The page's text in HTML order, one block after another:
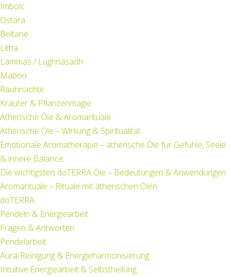
Imbolc
Ostara
Beltane
Litha
Lammas / Lughnasadh
Mabon
Rauhnächte
Kräuter & Pflanzenmagie
Ätherische Öle & Aromarituale
Ätherische Öle – Wirkung & Spiritualität
Emotionale Aromatherapie – ätherische Öle für Gefühle, Seele
& innere Balance
Die wichtigsten doTERRA Öle – Bedeutungen & Anwendungen
Aromarituale – Rituale mit ätherischen Ölen
doTERRA
Pendeln & Energiearbeit
Fragen & Antworten
Pendelarbeit
Aura-Reinigung & Energieharmonisierung
Intuitive Energiearbeit & Selbstheilung